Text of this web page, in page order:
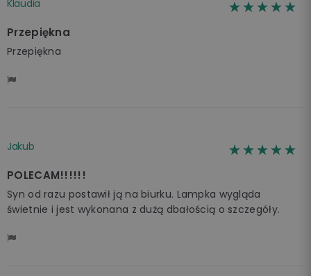
Klaudia ☆☆☆☆☆
★★★★★
Przepiękna
Przepiękna
Jakub ☆☆☆☆☆
★★★★★
POLECAM!!!!!!
Syn od razu postawił ją na biurku. Lampka wygląda
świetnie i jest wykonana z dużą dbałością o szczegóły.